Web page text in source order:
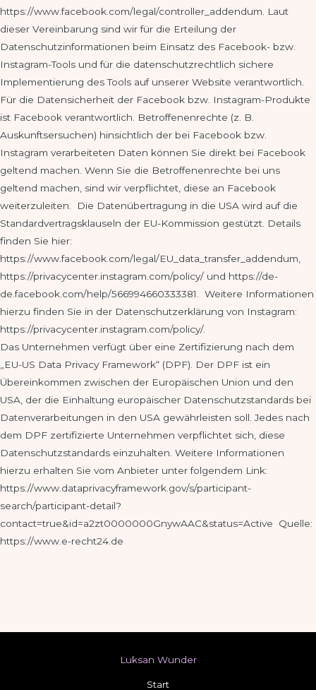
https://www.facebook.com/legal/controller_addendum. Laut
dieser Vereinbarung sind wir für die Erteilung der
Datenschutzinformationen beim Einsatz des Facebook- bzw.
Instagram-Tools und für die datenschutzrechtlich sichere
Implementierung des Tools auf unserer Website verantwortlich.
Für die Datensicherheit der Facebook bzw. Instagram-Produkte
ist Facebook verantwortlich. Betroffenenrechte (z. B.
Auskunftsersuchen) hinsichtlich der bei Facebook bzw.
Instagram verarbeiteten Daten können Sie direkt bei Facebook
geltend machen. Wenn Sie die Betroffenenrechte bei uns
geltend machen, sind wir verpflichtet, diese an Facebook
weiterzuleiten. Die Datenübertragung in die USA wird auf die
Standardvertragsklauseln der EU-Kommission gestützt. Details
finden Sie hier:
https://www.facebook.com/legal/EU_data_transfer_addendum,
https://privacycenter.instagram.com/policy/ und https://de-
de.facebook.com/help/566994660333381. Weitere Informationen
hierzu finden Sie in der Datenschutzerklärung von Instagram:
https://privacycenter.instagram.com/policy/.
Das Unternehmen verfügt über eine Zertifizierung nach dem
„EU-US Data Privacy Framework“ (DPF). Der DPF ist ein
Übereinkommen zwischen der Europäischen Union und den
USA, der die Einhaltung europäischer Datenschutzstandards bei
Datenverarbeitungen in den USA gewährleisten soll. Jedes nach
dem DPF zertifizierte Unternehmen verpflichtet sich, diese
Datenschutzstandards einzuhalten. Weitere Informationen
hierzu erhalten Sie vom Anbieter unter folgendem Link:
https://www.dataprivacyframework.gov/s/participant-
search/participant-detail?
contact=true&id=a2zt0000000GnywAAC&status=Active Quelle:
https://www.e-recht24.de
Luksan Wunder
Start